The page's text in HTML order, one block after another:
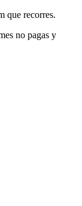
que recorres.
no pagas y